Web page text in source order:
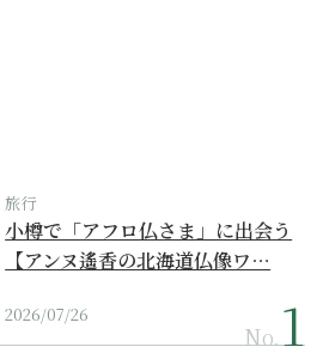
旅行
小樽で「アフロ仏さま」に出会う
【アンヌ遙香の北海道仏像ワ…
2026/07/26
No.